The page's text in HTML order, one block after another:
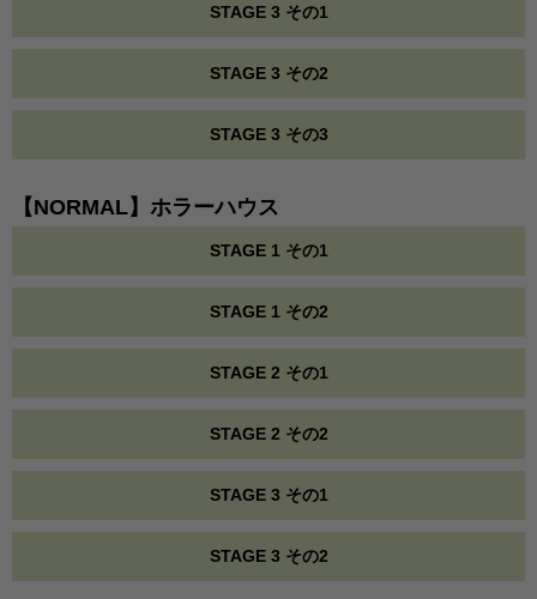
STAGE 3 その1
STAGE 3 その2
STAGE 3 その3
【NORMAL】ホラーハウス
STAGE 1 その1
STAGE 1 その2
STAGE 2 その1
STAGE 2 その2
STAGE 3 その1
STAGE 3 その2